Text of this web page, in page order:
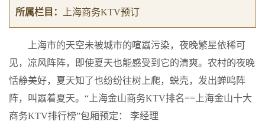
所属栏目：
上海商务KTV预订
上海市的天空未被城市的喧嚣污染，夜晚繁星依稀可
见，凉风阵阵，即使夏天也能感受到它的清爽。农村的夜晚
恬静美好，夏天知了也纷纷往树上爬，蜕壳，发出蝉鸣阵
阵，叫嚣着夏天。“上海金山商务KTV排名==上海金山十大
商务KTV排行榜”包厢预定： 李经理